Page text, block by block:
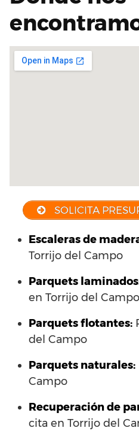
SOLICITA
Escaleras de
Torrijo del Campo
Parquets laminados
en Torrijo del Campo
Parquets flotantes:
del Campo
Parquets naturales:
Campo
Recuperación de
cita en Torrijo del